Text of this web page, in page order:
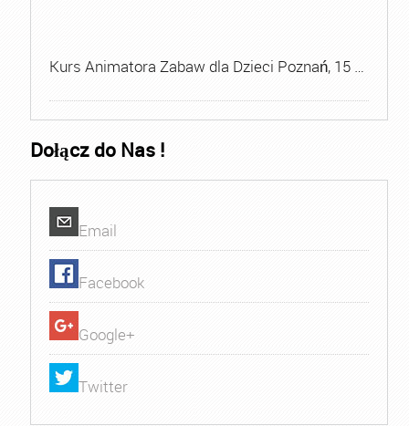
Kurs Animatora Zabaw dla Dzieci Poznań, 15 …
Dołącz do Nas !
Email
Facebook
Google+
Twitter